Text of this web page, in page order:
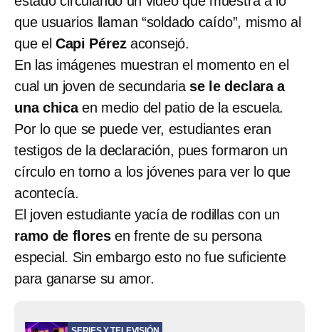
que usuarios llaman “soldado caído”, mismo al
que el Capi Pérez aconsejó.
En las imágenes muestran el momento en el
cual un joven de secundaria se le declara a
una chicaen medio del patio de la escuela.
Por lo que se puede ver, estudiantes eran
testigos de la declaración, pues formaron un
círculo en torno a los jóvenes para ver lo que
acontecía.
El joven estudiante yacía de rodillas con un
ramo de floresen frente de su persona
especial. Sin embargo esto no fue suficiente
para ganarse su amor.